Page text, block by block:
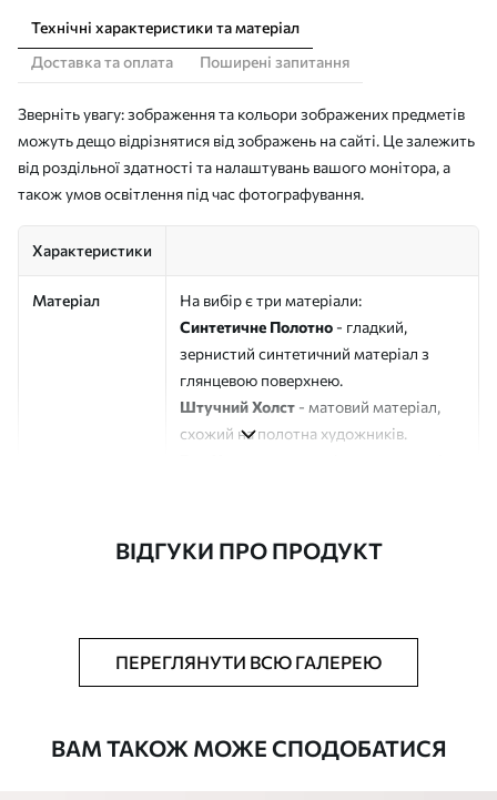
Технічні характеристики та матеріал
Доставка та оплата
Поширені запитання
Зверніть увагу: зображення та кольори зображених предметів
можуть дещо відрізнятися від зображень на сайті. Це залежить
від роздільної здатності та налаштувань вашого монітора, а
також умов освітлення під час фотографування.
Характеристики
Матеріал
На вибір є три матеріали:
Синтетичне Полотно - гладкий,
зернистий синтетичний матеріал з
глянцевою поверхнею.
Штучний Холст - матовий матеріал,
схожий на полотна художників.
Додатково Можна додати лакове покриття.
ВІДГУКИ ПРО ПРОДУКТ
ПЕРЕГЛЯНУТИ ВСЮ ГАЛЕРЕЮ
ВАМ ТАКОЖ МОЖЕ СПОДОБАТИСЯ